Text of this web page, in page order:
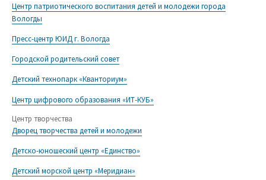
Центр патриотического воспитания детей и молодежи города
Вологды
Пресс-центр ЮИД г. Вологда
Городской родительский совет
Детский технопарк «Кванториум»
Центр цифрового образования «ИТ-КУБ»
Центр творчества
Дворец творчества детей и молодежи
Детско-юношеский центр «Единство»
Детский морской центр «Меридиан»